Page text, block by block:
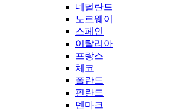
네덜란드
노르웨이
스페인
이탈리아
프랑스
체코
폴란드
핀란드
덴마크